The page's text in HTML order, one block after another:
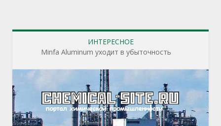
ИНТЕРЕСНОЕ
Minfa Aluminum уходит в убыточность